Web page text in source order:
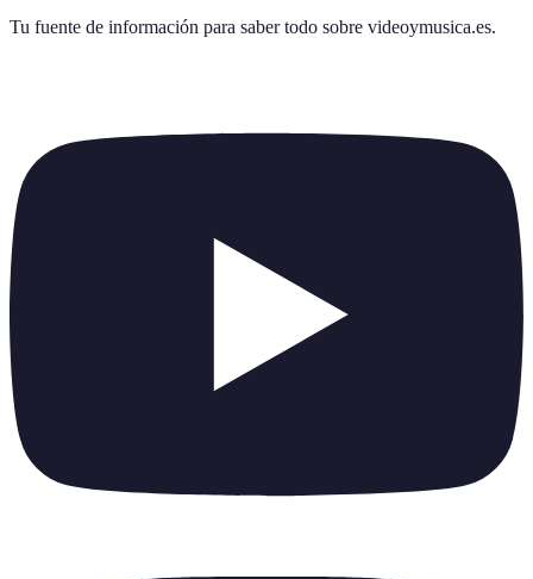
Tu fuente de información para saber todo sobre videoymusica.es.